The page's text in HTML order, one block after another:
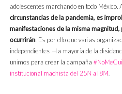
adolescentes marchando en todo México.
circunstancias de la pandemia, es
manifestaciones de la misma
ocurrirán. Es por ello que varias
independientes —la mayoría de la
unimos para crear la campaña
institucional machista del 25N al 8M.